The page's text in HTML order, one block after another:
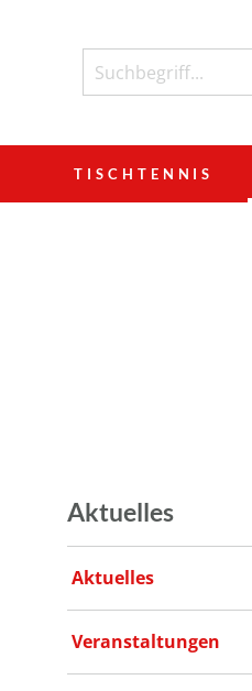
TISCHTENNIS
Aktuelles
Aktuelles
Veranstaltungen